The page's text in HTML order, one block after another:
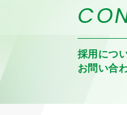
採用につ
お問い合